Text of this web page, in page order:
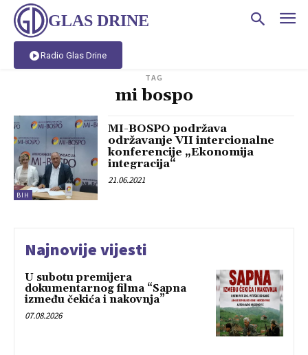
GLAS DRINE
Radio Glas Drine
TAG
mi bospo
BIH
MI-BOSPO podržava
održavanje VII intercionalne
konferencije „Ekonomija
integracija“
21.06.2021
Najnovije vijesti
U subotu premijera
dokumentarnog filma “Sapna
između čekića i nakovnja”
07.08.2026